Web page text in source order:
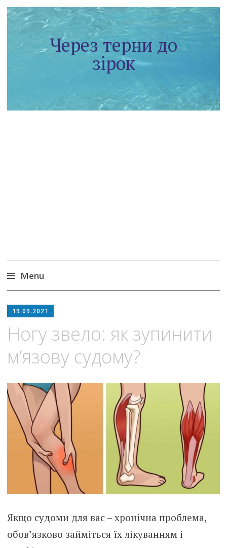
Через терни до
зірок
Menu
to
19.09.2021
Ногу звело: як зупинити
м’язову судому?
Якщо судоми для вас – хронічна проблема,
обов’язково займіться їх лікуванням і